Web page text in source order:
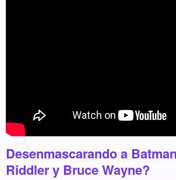
Desenmascarando a
Riddler y Bruce Wayne?